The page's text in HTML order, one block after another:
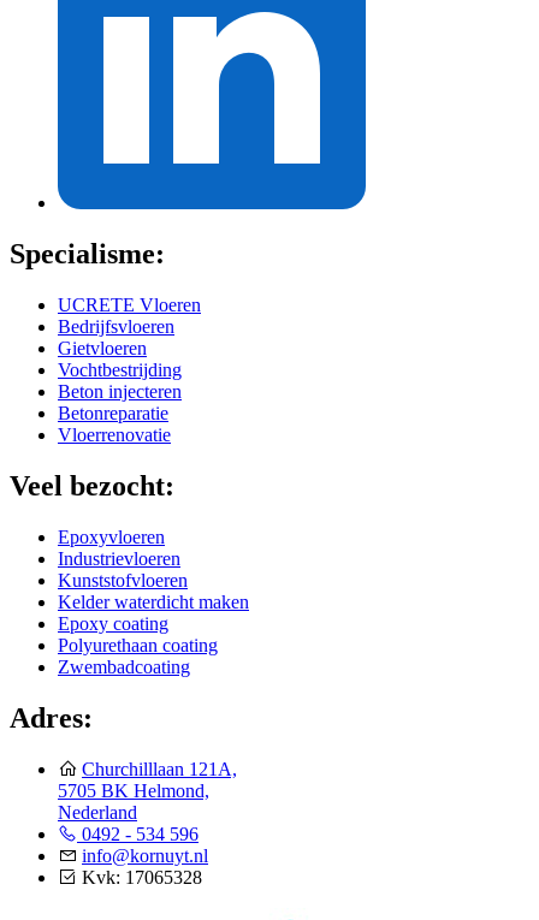
Specialisme:
UCRETE Vloeren
Bedrijfsvloeren
Gietvloeren
Vochtbestrijding
Beton injecteren
Betonreparatie
Vloerrenovatie
Veel bezocht:
Epoxyvloeren
Industrievloeren
Kunststofvloeren
Kelder waterdicht maken
Epoxy coating
Polyurethaan coating
Zwembadcoating
Adres:
Churchilllaan 121A,
5705 BK Helmond,
Nederland
0492 - 534 596
info@kornuyt.nl
Kvk: 17065328